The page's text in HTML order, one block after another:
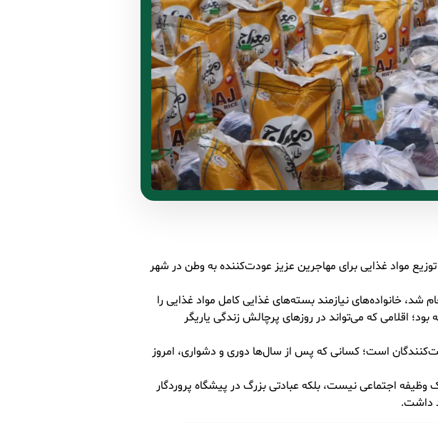
مواد غذایی برای مهاجرین عزیز عودت‌کننده به وطن در شهر
خانواده‌های نیازمند بسته‌های غذایی کامل مواد غذایی را
اقلامی که می‌تواند در روزهای پرچالش زندگی یاریگر
است؛ کسانی که پس از سال‌ها دوری و دشواری، امروز
اجتماعی نیست، بلکه عبادتی بزرگ در پیشگاه پروردگار
داشت.